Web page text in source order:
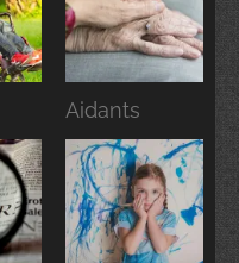
Aidants